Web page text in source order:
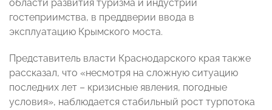
области развития туризма и индустрии
гостеприимства, в преддверии ввода в
эксплуатацию Крымского моста.
Представитель власти Краснодарского края также
рассказал, что «несмотря на сложную ситуацию
последних лет – кризисные явления, погодные
условия», наблюдается стабильный рост турпотока